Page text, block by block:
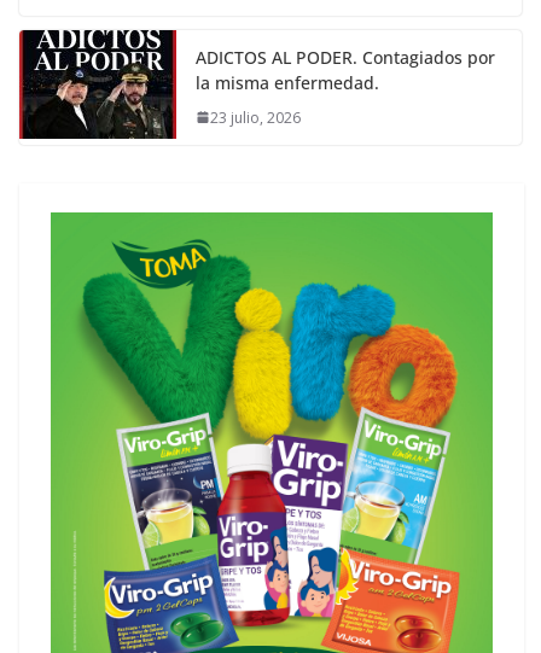
ADICTOS AL PODER. Contagiados por
la misma enfermedad.
23 julio, 2026